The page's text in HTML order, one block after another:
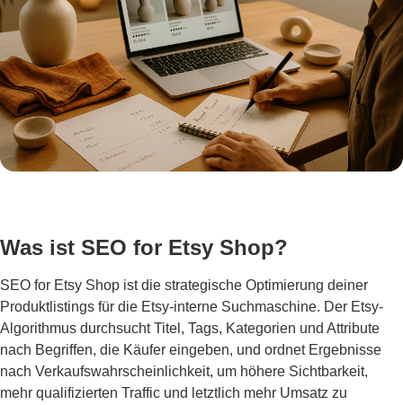
Was ist SEO for Etsy Shop?
SEO for Etsy Shop ist die strategische Optimierung deiner
Produktlistings für die Etsy-interne Suchmaschine. Der Etsy-
Algorithmus durchsucht Titel, Tags, Kategorien und Attribute
nach Begriffen, die Käufer eingeben, und ordnet Ergebnisse
nach Verkaufswahrscheinlichkeit, um höhere Sichtbarkeit,
mehr qualifizierten Traffic und letztlich mehr Umsatz zu